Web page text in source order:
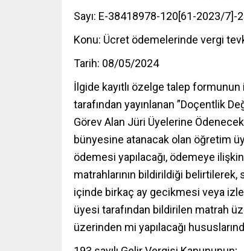
Sayı: E-38418978-120[61-2023/7]-
Konu: Ücret ödemelerinde vergi
Tarih: 08/05/2024
İlgide kayıtlı özelge talep
tarafından yayınlanan ”Doçentlik
Görev Alan Jüri Üyelerine
bünyesine atanacak olan öğretim
ödemesi yapılacağı, ödemeye
matrahlarının bildirildiği belirtilerek,
içinde birkaç ay gecikmesi veya
üyesi tarafından bildirilen matrah
üzerinden mi yapılacağı